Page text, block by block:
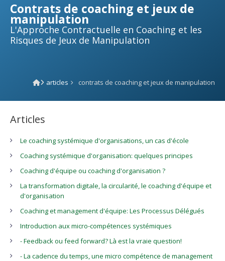
Contrats de coaching et jeux de
manipulation
L'Approche Contractuelle en Coaching et les
Risques de Jeux de Manipulation
articles contrats de coaching et jeux de manipulation
Articles
Le coaching systémique d'organisations, un cas d'école
Coaching systémique d'organisation: quelques principes
Coaching d'équipe ou coaching d'organisation ?
La transformation digitale, la circularité, le coaching d'équipe et
d'organisation
Coaching et management d'équipe: Les Processus Délégués
Introduction aux micro-compétences systémiques
- Feedback ou feed forward? Là est la vraie question!
- La cadence du temps, une micro compétence de management